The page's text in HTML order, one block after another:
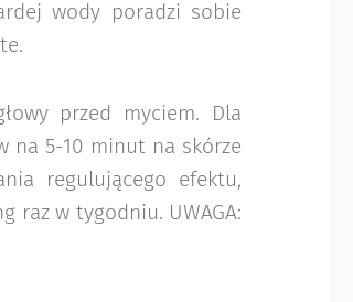
wody poradzi sobie
przed myciem. Dla
na 5-10 minut na skórze
regulującego efektu,
raz w tygodniu. UWAGA: